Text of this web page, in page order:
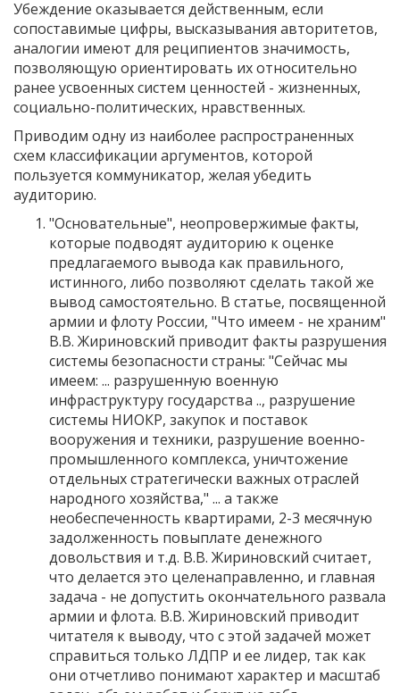
Убеждение оказывается действенным, если
сопоставимые цифры, высказывания авторитетов,
аналогии имеют для реципиентов значимость,
позволяющую ориентировать их относительно
ранее усвоенных систем ценностей - жизненных,
социально-политических, нравственных.
Приводим одну из наиболее распространенных
схем классификации аргументов, которой
пользуется коммуникатор, желая убедить
аудиторию.
"Основательные", неопровержимые факты,
которые подводят аудиторию к оценке
предлагаемого вывода как правильного,
истинного, либо позволяют сделать такой же
вывод самостоятельно. В статье, посвященной
армии и флоту России, "Что имеем - не храним"
В.В. Жириновский приводит факты разрушения
системы безопасности страны: "Сейчас мы
имеем: ... разрушенную военную
инфраструктуру государства .., разрушение
системы НИОКР, закупок и поставок
вооружения и техники, разрушение военно-
промышленного комплекса, уничтожение
отдельных стратегически важных отраслей
народного хозяйства," ... а также
необеспеченность квартирами, 2-3 месячную
задолженность повыплате денежного
довольствия и т.д. В.В. Жириновский считает,
что делается это целенаправленно, и главная
задача - не допустить окончательного развала
армии и флота. В.В. Жириновский приводит
читателя к выводу, что с этой задачей может
справиться только ЛДПР и ее лидер, так как
они отчетливо понимают характер и масштаб